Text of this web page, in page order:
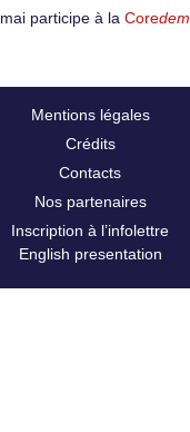
mai participe à la Coredem
Mentions légales
Crédits
Contacts
Nos partenaires
Inscription à l’infolettre
English presentation